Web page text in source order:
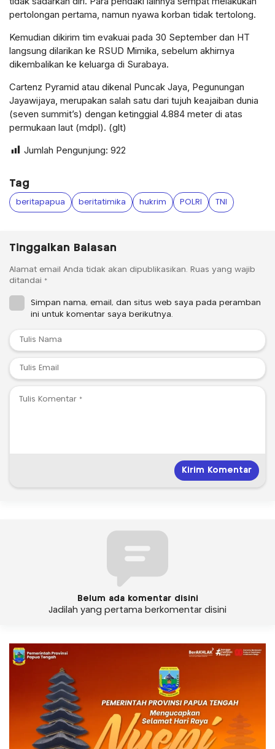
pertolongan pertama, namun nyawa korban tidak tertolong.
Kemudian dikirim tim evakuai pada 30 September dan HT
langsung dilarikan ke RSUD Mimika, sebelum akhirnya
dikembalikan ke keluarga di Surabaya.
Cartenz Pyramid atau dikenal Puncak Jaya, Pegunungan
Jayawijaya, merupakan salah satu dari tujuh keajaiban dunia
(seven summit’s) dengan ketinggial 4.884 meter di atas
permukaan laut (mdpl). (glt)
Jumlah Pengunjung: 922
Tag
beritapapua beritatimika hukrim POLRI TNI
Tinggalkan Balasan
Alamat email Anda tidak akan dipublikasikan. Ruas yang wajib
ditandai *
Simpan nama, email, dan situs web saya pada peramban
ini untuk komentar saya berikutnya.
Belum ada komentar disini
Jadilah yang pertama berkomentar disini